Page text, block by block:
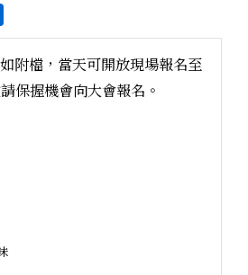
附檔，當天可開放現場報名至
保握機會向大會報名。